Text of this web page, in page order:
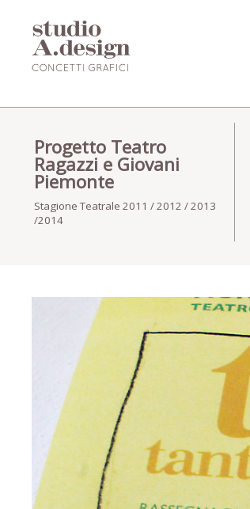
Progetto Teatro
Ragazzi e Giovani
Piemonte
Stagione Teatrale 2011 / 2012 / 2013
/2014